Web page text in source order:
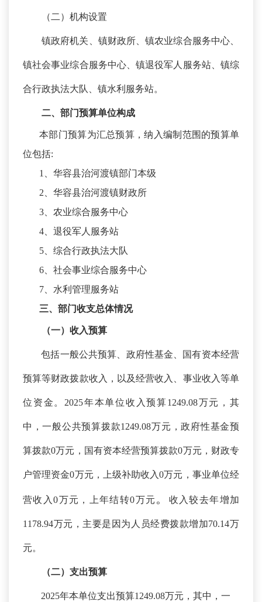
（二）机构设置
镇政府机关、镇财政所、镇农业综合服务中心、
镇社会事业综合服务中心、镇退役军人服务站、镇综
合行政执法大队、镇水利服务站。
二、 部门预算单位构成
本部门预算为汇总预算，纳入编制范围的预算单
位包括:
1、华容县治河渡镇部门本级
2、华容县治河渡镇财政所
3、农业综合服务中心
4、退役军人服务站
5、综合行政执法大队
6、社会事业综合服务中心
7、水利管理服务站
三、部门收支总体情况
（一）收入预算
包括一般公共预算、政府性基金、国有资本经营
预算等财政拨款收入，以及经营收入、事业收入等单
位资金。 2025年本单位收入预算1249.08万元，其
中，一般公共预算拨款1249.08万元，政府性基金预
算拨款0万元，国有资本经营预算拨款0万元，财政专
户管理资金0万元，上级补助收入0万元，事业单位经
营收入0万元，上年结转0万元 。 收入较去年增加
1178.94万元，主要是因为人员经费拨款增加70.14万
元。
（二）支出预算
2025年本单位支出预算1249.08万元，其中，一